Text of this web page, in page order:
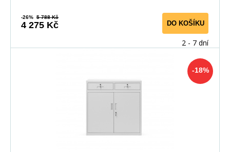
-26% 5 788 Kč
4 275 Kč DO KOŠÍKU
2 - 7 dní
-18%